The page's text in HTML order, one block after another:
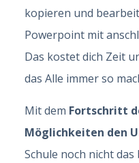
kopieren und
Powerpoint mit
Das kostet dich Zeit
das Alle immer so
Mit dem Fortschritt
Möglichkeiten den
Schule noch nicht